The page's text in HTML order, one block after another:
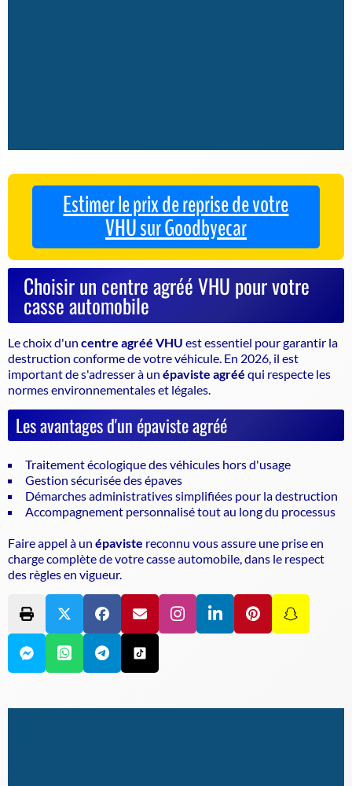
Estimer le prix de reprise de votre
VHU sur Goodbyecar
Choisir un centre agréé VHU pour votre
casse automobile
Le choix d'un centre agréé VHU est essentiel pour garantir la
destruction conforme de votre véhicule . En 2026, il est
important de s'adresser à un épaviste agréé qui respecte les
normes environnementales et légales.
Les avantages d'un épaviste agréé
Traitement écologique des véhicules hors d'usage
Gestion sécurisée des épaves
Démarches administratives simplifiées pour la destruction
Accompagnement personnalisé tout au long du processus
Faire appel à un épaviste reconnu vous assure une prise en
charge complète de votre casse automobile, dans le respect
des règles en vigueur.